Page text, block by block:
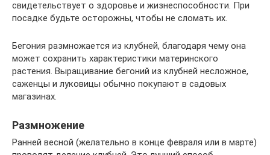
свидетельствует о здоровье и жизнеспособности. При
посадке будьте осторожны, чтобы не сломать их.
Бегония размножается из клубней, благодаря чему она
может сохранить характеристики материнского
растения. Выращивание бегоний из клубней несложное,
саженцы и луковицы обычно покупают в садовых
магазинах.
Размножение
Ранней весной (желательно в конце февраля или в марте)